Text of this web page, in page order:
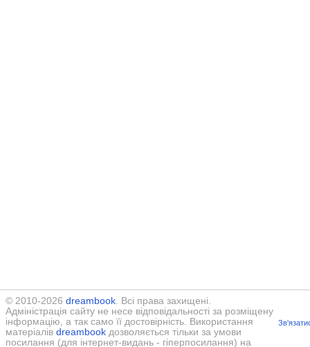
© 2010-2026 dreambook. Всі права захищені.
Адміністрація сайту не несе відповідальності за розміщену
інформацію, а так само її достовірність. Використання
матеріалів dreambook дозволяється тільки за умови
посилання (для інтернет-видань - гіперпосилання) на